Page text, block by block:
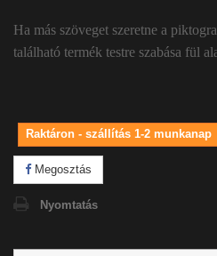
Ha más szöveget szeretne a
található termék testre szabása fül
Raktáron - szállítás 1-2 munkanap
Megosztás
Nyomtatás